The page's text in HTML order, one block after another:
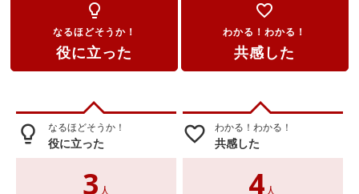
lightbulb_outline
なるほどそうか！
役に立った
favorite_border
わかる！わかる！
共感した
lightbulb_outline なるほどそうか！
役に立った
3 人
favorite_border わかる！わかる！
共感した
4 人